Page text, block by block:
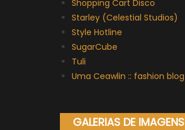
Shopping Cart Disco
Starley (Celestial Studios)
Style Hotline
SugarCube
Tuli
Uma Ceawlin :: fashion blog
GALERIAS DE IMAGENS